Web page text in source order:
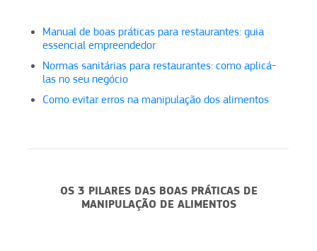
Manual de boas práticas para restaurantes: guia
essencial empreendedor
Normas sanitárias para restaurantes: como aplicá-
las no seu negócio
Como evitar erros na manipulação dos alimentos
OS 3 PILARES DAS BOAS PRÁTICAS DE
MANIPULAÇÃO DE ALIMENTOS